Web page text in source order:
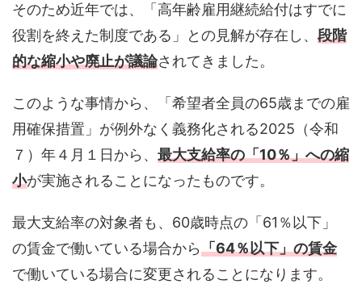
そのため近年では、「高年齢雇用継続給付はすでに
役割を終えた制度である」との見解が存在し、 段階
的な縮小や廃止が議論されてきました。
このような事情から、「希望者全員の65歳までの雇
用確保措置」が例外なく義務化される2025（令和
７）年４月１日から、 最大支給率の「10％」への縮
小が実施されることになったものです。
最大支給率の対象者も、60歳時点の「61％以下」
の賃金で働いている場合から「64％以下」の賃金
で働いている場合に変更されることになります。